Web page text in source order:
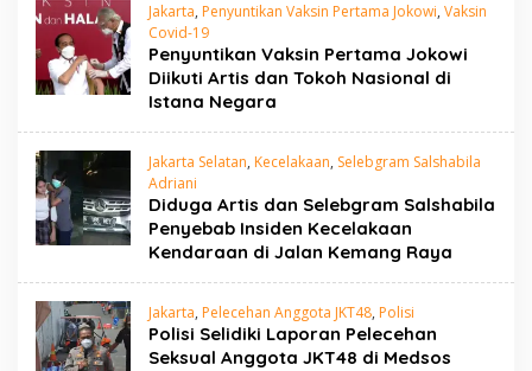
Jakarta, Penyuntikan Vaksin Pertama Jokowi, Vaksin
Covid-19
Penyuntikan Vaksin Pertama Jokowi
Diikuti Artis dan Tokoh Nasional di
Istana Negara
Jakarta Selatan, Kecelakaan, Selebgram Salshabila
Adriani
Diduga Artis dan Selebgram Salshabila
Penyebab Insiden Kecelakaan
Kendaraan di Jalan Kemang Raya
Jakarta, Pelecehan Anggota JKT48, Polisi
Polisi Selidiki Laporan Pelecehan
Seksual Anggota JKT48 di Medsos